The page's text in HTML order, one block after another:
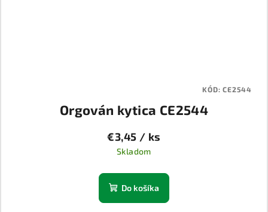
Orgován kytica CE2544
€3,45 / ks
Skladom
Do košíka
KÓD:CE2544